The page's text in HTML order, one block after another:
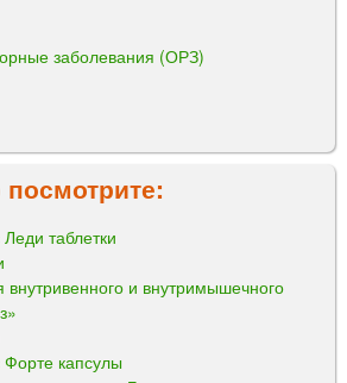
заболевания (ОРЗ)
таблетки
и внутримышечного
капсулы